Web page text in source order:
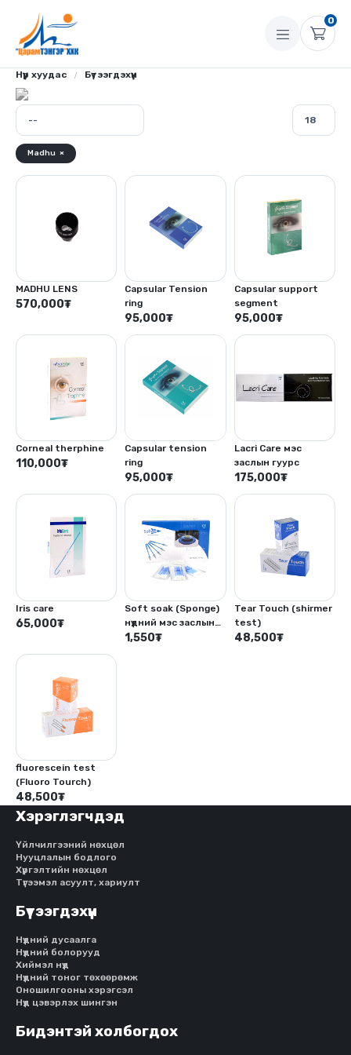
0
Нүүр хуудас Бүтээгдэхүүн
Madhu ×
MADHU LENS
570,000₮
Capsular Tension
ring
95,000₮
Capsular support
segment
95,000₮
Corneal therphine
110,000₮
Capsular tension
ring
95,000₮
Lacri Care мэс
заслын гуурс
175,000₮
Iris care
65,000₮
Soft soak (Sponge)
нүдний мэс заслын
цус тогтоогч хөвөн
1,550₮
Tear Touch (shirmer
test)
48,500₮
fluorescein test
(Fluoro Tourch)
48,500₮
Хэрэглэгчдэд
Үйлчилгээний нөхцөл
Нууцлалын бодлого
Хүргэлтийн нөхцөл
Түгээмэл асуулт, хариулт
Бүтээгдэхүүн
Нүдний дусаалга
Нүдний болорууд
Хиймэл нүд
Нүдний тоног төхөөрөмж
Оношилгооны хэрэгсэл
Нүд цэвэрлэх шингэн
Бидэнтэй холбогдох